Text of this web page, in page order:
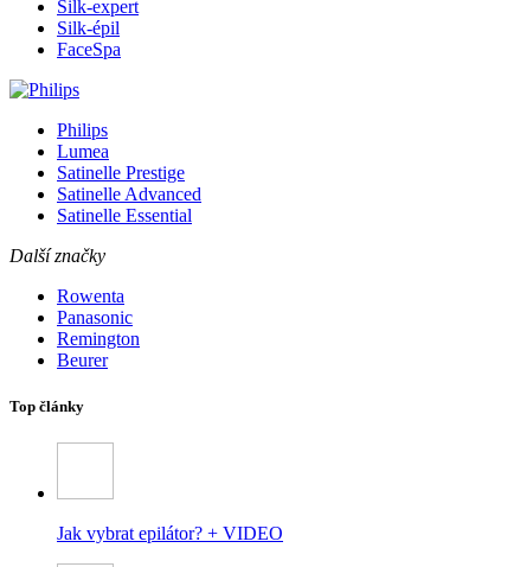
Silk-expert
Silk-épil
FaceSpa
Philips
Lumea
Satinelle Prestige
Satinelle Advanced
Satinelle Essential
Další značky
Rowenta
Panasonic
Remington
Beurer
Top články
Jak vybrat epilátor? + VIDEO